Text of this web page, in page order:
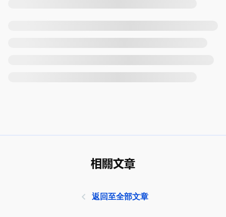
相關文章
返回至全部文章